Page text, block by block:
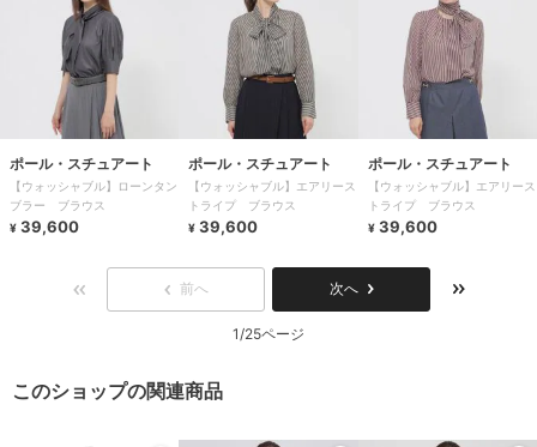
ポール・スチュアート
【ウォッシャブル】ローンタン
ブラー ブラウス
¥ 39,600
ポール・スチュアート
【ウォッシャブル】エアリース
トライプ ブラウス
¥ 39,600
ポール・スチュアート
【ウォッシャブル】エアリース
トライプ ブラウス
¥ 39,600
前へ 次へ
1/25ページ
このショップの関連商品